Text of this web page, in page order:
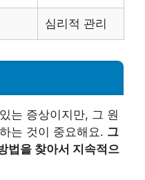
심리적 관리
는 증상이지만, 그 원
는 것이 중요해요. 그
법을 찾아서 지속적으